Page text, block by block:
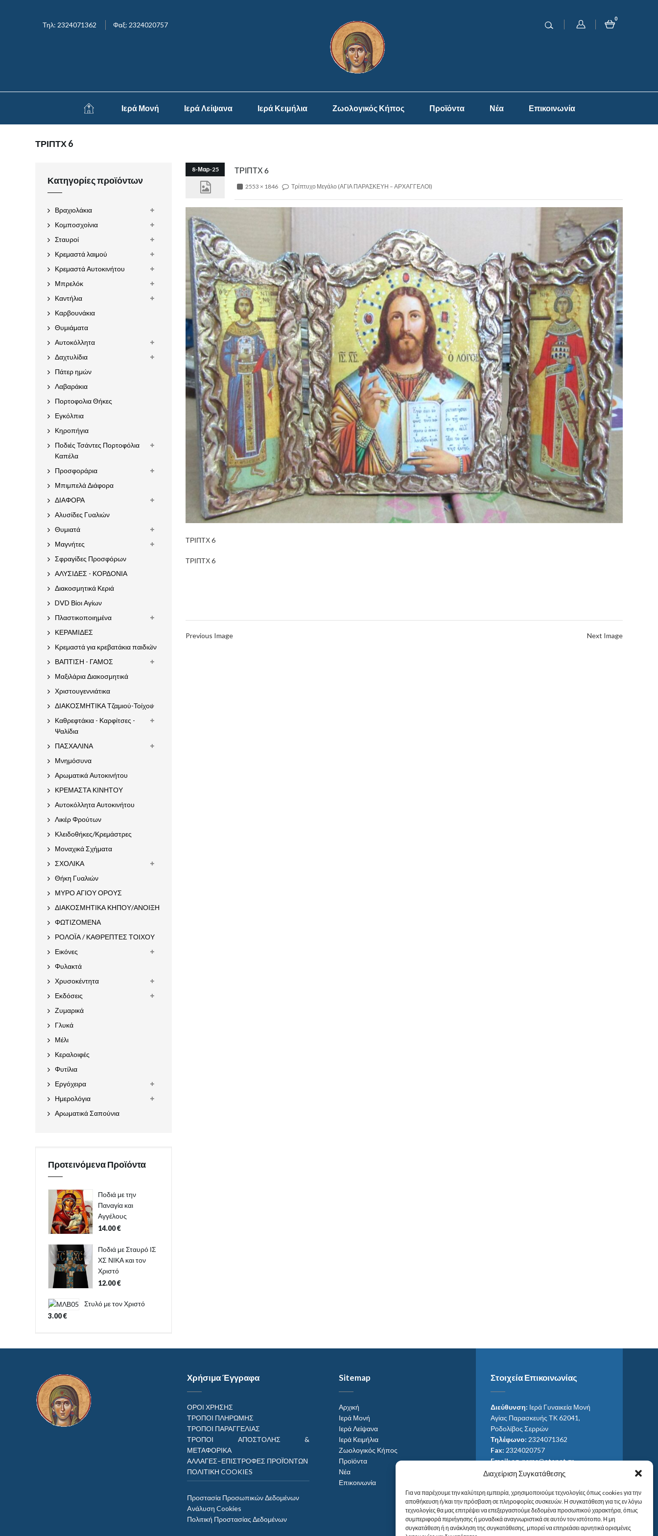
Διαχείριση Συγκατάθεσης
Για να παρέχουμε την καλύτερη εμπειρία, χρησιμοποιούμε τεχνολογίες όπως cookies για την
αποθήκευση ή/και την πρόσβαση σε πληροφορίες συσκευών. Η συγκατάθεση για τις εν λόγω
τεχνολογίες θα μας επιτρέψει να επεξεργαστούμε δεδομένα προσωπικού χαρακτήρα, όπως
συμπεριφορά περιήγησης ή μοναδικά αναγνωριστικά σε αυτόν τον ιστότοπο. Η μη
συγκατάθεση ή η ανάκληση της συγκατάθεσης, μπορεί να επηρεάσει αρνητικά ορισμένες
Τηλ: 2324071362 Φαξ: 2324020757
0
Ιερά Μονή Ιερά Λείψανα Ιερά Κειμήλια Ζωολογικός Κήπος Προϊόντα Νέα Επικοινωνία
ΤΡΙΠΤΧ 6
8-Μαρ-25 ΤΡΙΠΤΧ 6
2553 × 1846 Τρίπτυχο Μεγάλο (ΑΓΙΑ ΠΑΡΑΣΚΕΥΗ – ΑΡΧΑΓΓΕΛΟΙ)
ΤΡΙΠΤΧ 6
ΤΡΙΠΤΧ 6
Previous Image Next Image
Κατηγορίες προϊόντων
Βραχιολάκια
Κομποσχοίνια
Σταυροί
Κρεμαστά λαιμού
Κρεμαστά Αυτοκινήτου
Μπρελόκ
Καντήλια
Καρβουνάκια
Θυμιάματα
Αυτοκόλλητα
Δαχτυλίδια
Πάτερ ημών
Λαβαράκια
Πορτοφολια Θήκες
Εγκόλπια
Κηροπήγια
Ποδιές Τσάντες Πορτοφόλια
Καπέλα
Προσφοράρια
Μπιμπελά Διάφορα
ΔΙΑΦΟΡΑ
Αλυσίδες Γυαλιών
Θυμιατά
Μαγνήτες
Σφραγίδες Προσφόρων
ΑΛΥΣΙΔΕΣ - ΚΟΡΔΟΝΙΑ
Διακοσμητικά Κεριά
DVD Βίοι Αγίων
Πλαστικοποιημένα
ΚΕΡΑΜΙΔΕΣ
Κρεμαστά για κρεβατάκια παιδιών
ΒΑΠΤΙΣΗ - ΓΑΜΟΣ
Μαξιλάρια Διακοσμητικά
Χριστουγεννιάτικα
ΔΙΑΚΟΣΜΗΤΙΚΑ Τζαμιού-Τοίχου
Καθρεφτάκια - Καρφίτσες -
Ψαλίδια
ΠΑΣΧΑΛΙΝΑ
Μνημόσυνα
Αρωματικά Αυτοκινήτου
ΚΡΕΜΑΣΤΑ ΚΙΝΗΤΟΥ
Αυτοκόλλητα Αυτοκινήτου
Λικέρ Φρούτων
Κλειδοθήκες/Κρεμάστρες
Μοναχικά Σχήματα
ΣΧΟΛΙΚΑ
Θήκη Γυαλιών
ΜΥΡΟ ΑΓΙΟΥ ΟΡΟΥΣ
ΔΙΑΚΟΣΜΗΤΙΚΑ ΚΗΠΟΥ/ΑΝΟΙΞΗ
ΦΩΤΙΖΟΜΕΝΑ
ΡΟΛΟΪΑ / ΚΑΘΡΕΠΤΕΣ ΤΟΙΧΟΥ
Εικόνες
Φυλακτά
Χρυσοκέντητα
Εκδόσεις
Ζυμαρικά
Γλυκά
Μέλι
Κεραλοιφές
Φυτίλια
Εργόχειρα
Ημερολόγια
Αρωματικά Σαπούνια
Προτεινόμενα Προϊόντα
Ποδιά με την
Παναγία και
Αγγέλους
14.00€
Ποδιά με Σταυρό ΙΣ
ΧΣ ΝΙΚΑ και τον
Χριστό
12.00€
Στυλό με τον Χριστό
3.00€
Χρήσιμα Έγγραφα
ΟΡΟΙ ΧΡΗΣΗΣ
ΤΡΟΠΟΙ ΠΛΗΡΩΜΗΣ
ΤΡΟΠΟΙ ΠΑΡΑΓΓΕΛΙΑΣ
ΤΡΟΠΟΙ ΑΠΟΣΤΟΛΗΣ &
ΜΕΤΑΦΟΡΙΚΑ
ΑΛΛΑΓΕΣ–ΕΠΙΣΤΡΟΦΕΣ ΠΡΟΪΌΝΤΩΝ
ΠΟΛΙΤΙΚΗ COOKIES
Προστασία Προσωπικών Δεδομένων
Aνάλυση Cookies
Πολιτική Προστασίας Δεδομένων
Sitemap
Αρχική
Ιερά Μονή
Ιερά Λείψανα
Ιερά Κειμήλια
Ζωολογικός Κήπος
Προϊόντα
Νέα
Επικοινωνία
Στοιχεία Επικοινωνίας
Διεύθυνση: Ιερά Γυναικεία Μονή
Αγίας Παρασκευής ΤΚ 62041,
Ροδολίβος Σερρών
Τηλέφωνο: 2324071362
Fax: 2324020757
Email:ag_paras@otenet.gr
Email:info@im-agparaskevis.gr
Από ανατολή έως και δύση του ηλίου.